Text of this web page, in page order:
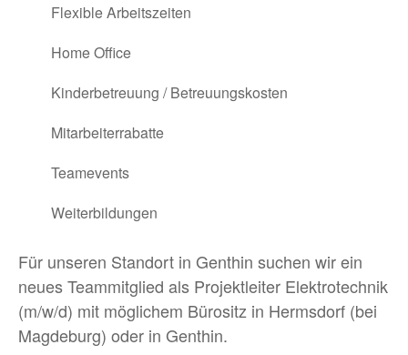
Für unseren Standort in Genthin suchen wir ein
neues Teammitglied als Projektleiter Elektrotechnik
(m/w/d) mit möglichem Bürositz in Hermsdorf (bei
Magdeburg) oder in Genthin.
via WhatsApp teilen
Flexible Arbeitszeiten
Home Office
Kinderbetreuung / Betreuungskosten
Mitarbeiterrabatte
Teamevents
Weiterbildungen